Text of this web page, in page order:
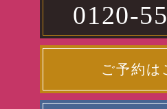
0120-
ご予約は